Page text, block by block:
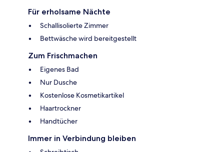
Für erholsame Nächte
Schallisolierte Zimmer
Bettwäsche wird bereitgestellt
Zum Frischmachen
Eigenes Bad
Nur Dusche
Kostenlose Kosmetikartikel
Haartrockner
Handtücher
Immer in Verbindung bleiben